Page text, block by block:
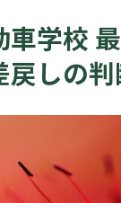
車学校
戻しの